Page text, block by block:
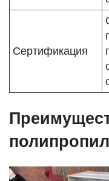
Сертификация